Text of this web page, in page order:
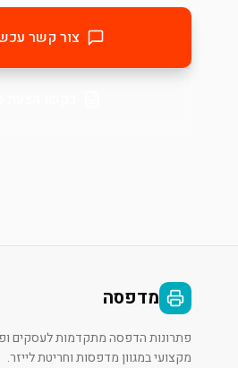
צור קשר
מדפסה
פתרונות הדפסה מתקדמות לעסקים
מקצועי במגוון מדפסות וחריטת לייזר.